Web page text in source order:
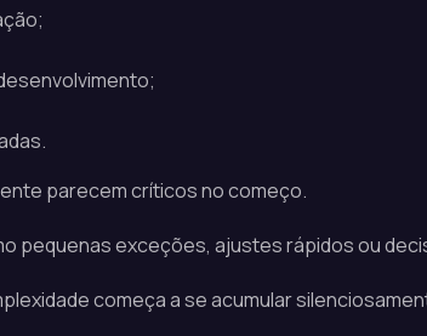
parecem críticos no começo.
pequenas exceções, ajustes rápidos ou
começa a se acumular